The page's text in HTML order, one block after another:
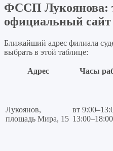
ФССП Лукоянова:
официальный сайт
Ближайший адрес филиала
выбрать в этой таблице:
Адрес Часы
Лукоянов,
площадь Мира, 15
вт
13:00–18:00